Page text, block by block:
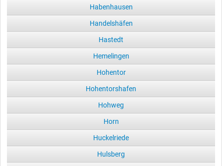
Habenhausen
Handelshäfen
Hastedt
Hemelingen
Hohentor
Hohentorshafen
Hohweg
Horn
Huckelriede
Hulsberg